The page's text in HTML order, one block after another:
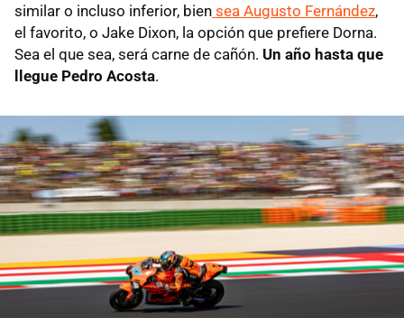
similar o incluso inferior, bien sea Augusto Fernández,
el favorito, o Jake Dixon, la opción que prefiere Dorna.
Sea el que sea, será carne de cañón. Un año hasta que
llegue Pedro Acosta.